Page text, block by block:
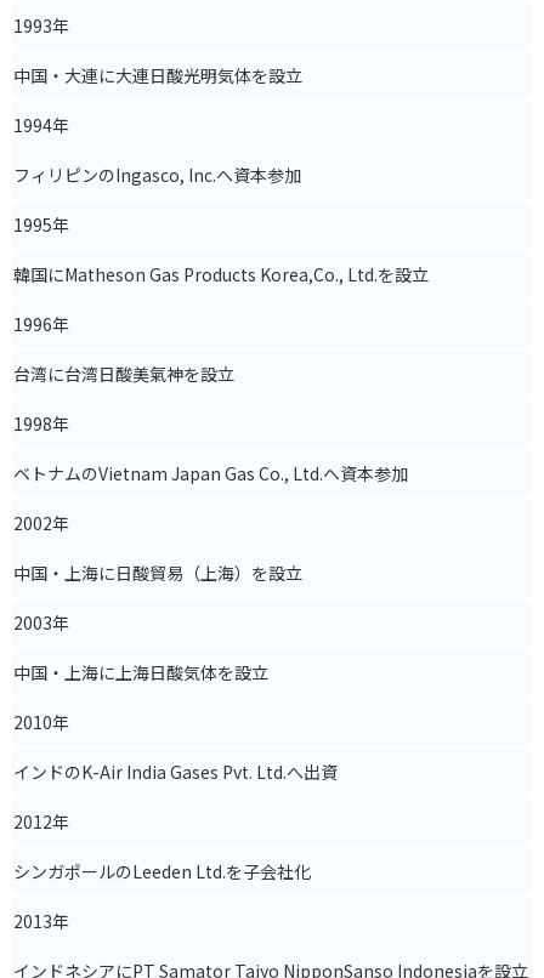
1993年
中国・大連に大連日酸光明気体を設立
1994年
フィリピンのIngasco, Inc.へ資本参加
1995年
韓国にMatheson Gas Products Korea,Co., Ltd.を設立
1996年
台湾に台湾日酸美氣神を設立
1998年
ベトナムのVietnam Japan Gas Co., Ltd.へ資本参加
2002年
中国・上海に日酸貿易（上海）を設立
2003年
中国・上海に上海日酸気体を設立
2010年
インドのK-Air India Gases Pvt. Ltd.へ出資
2012年
シンガポールのLeeden Ltd.を子会社化
2013年
インドネシアにPT Samator Taiyo NipponSanso Indonesiaを設立